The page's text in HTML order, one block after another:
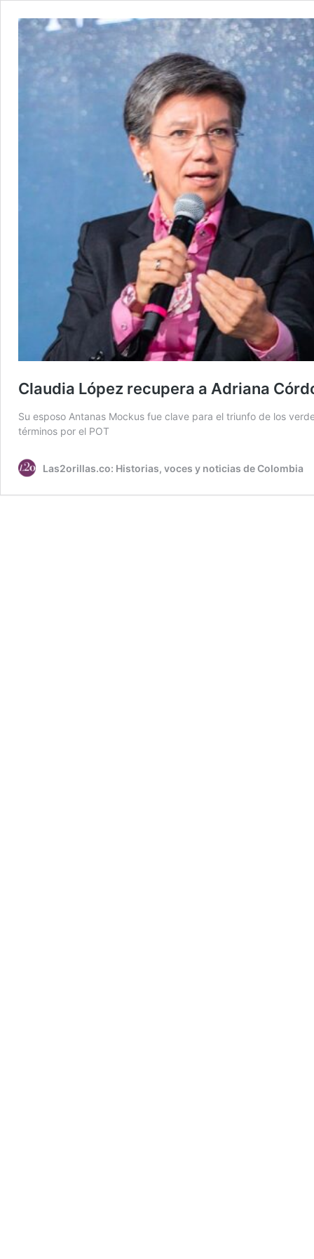
Claudia López recupera a Adriana
Su esposo Antanas Mockus fue clave para el triunfo de los
términos por el POT
Las2orillas.co: Historias, voces y noticias de Colombia